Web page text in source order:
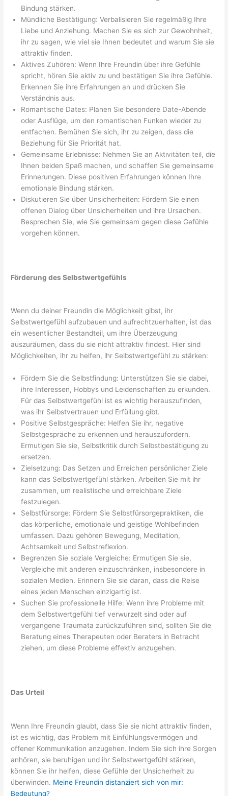
Bindung stärken.
Mündliche Bestätigung: Verbalisieren Sie regelmäßig Ihre
Liebe und Anziehung. Machen Sie es sich zur Gewohnheit,
ihr zu sagen, wie viel sie Ihnen bedeutet und warum Sie sie
attraktiv finden.
Aktives Zuhören: Wenn Ihre Freundin über ihre Gefühle
spricht, hören Sie aktiv zu und bestätigen Sie ihre Gefühle.
Erkennen Sie ihre Erfahrungen an und drücken Sie
Verständnis aus.
Romantische Dates: Planen Sie besondere Date-Abende
oder Ausflüge, um den romantischen Funken wieder zu
entfachen. Bemühen Sie sich, ihr zu zeigen, dass die
Beziehung für Sie Priorität hat.
Gemeinsame Erlebnisse: Nehmen Sie an Aktivitäten teil, die
Ihnen beiden Spaß machen, und schaffen Sie gemeinsame
Erinnerungen. Diese positiven Erfahrungen können Ihre
emotionale Bindung stärken.
Diskutieren Sie über Unsicherheiten: Fördern Sie einen
offenen Dialog über Unsicherheiten und ihre Ursachen.
Besprechen Sie, wie Sie gemeinsam gegen diese Gefühle
vorgehen können.
Förderung des Selbstwertgefühls
Wenn du deiner Freundin die Möglichkeit gibst, ihr
Selbstwertgefühl aufzubauen und aufrechtzuerhalten, ist das
ein wesentlicher Bestandteil, um ihre Überzeugung
auszuräumen, dass du sie nicht attraktiv findest. Hier sind
Möglichkeiten, ihr zu helfen, ihr Selbstwertgefühl zu stärken:
Fördern Sie die Selbstfindung: Unterstützen Sie sie dabei,
ihre Interessen, Hobbys und Leidenschaften zu erkunden.
Für das Selbstwertgefühl ist es wichtig herauszufinden,
was ihr Selbstvertrauen und Erfüllung gibt.
Positive Selbstgespräche: Helfen Sie ihr, negative
Selbstgespräche zu erkennen und herauszufordern.
Ermutigen Sie sie, Selbstkritik durch Selbstbestätigung zu
ersetzen.
Zielsetzung: Das Setzen und Erreichen persönlicher Ziele
kann das Selbstwertgefühl stärken. Arbeiten Sie mit ihr
zusammen, um realistische und erreichbare Ziele
festzulegen.
Selbstfürsorge: Fördern Sie Selbstfürsorgepraktiken, die
das körperliche, emotionale und geistige Wohlbefinden
umfassen. Dazu gehören Bewegung, Meditation,
Achtsamkeit und Selbstreflexion.
Begrenzen Sie soziale Vergleiche: Ermutigen Sie sie,
Vergleiche mit anderen einzuschränken, insbesondere in
sozialen Medien. Erinnern Sie sie daran, dass die Reise
eines jeden Menschen einzigartig ist.
Suchen Sie professionelle Hilfe: Wenn ihre Probleme mit
dem Selbstwertgefühl tief verwurzelt sind oder auf
vergangene Traumata zurückzuführen sind, sollten Sie die
Beratung eines Therapeuten oder Beraters in Betracht
ziehen, um diese Probleme effektiv anzugehen.
Das Urteil
Wenn Ihre Freundin glaubt, dass Sie sie nicht attraktiv finden,
ist es wichtig, das Problem mit Einfühlungsvermögen und
offener Kommunikation anzugehen. Indem Sie sich ihre Sorgen
anhören, sie beruhigen und ihr Selbstwertgefühl stärken,
können Sie ihr helfen, diese Gefühle der Unsicherheit zu
überwinden. Meine Freundin distanziert sich von mir:
Bedeutung?